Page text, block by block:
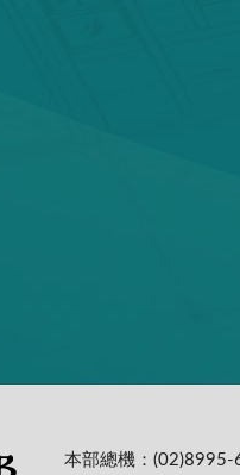
本部總機：(02)8995-